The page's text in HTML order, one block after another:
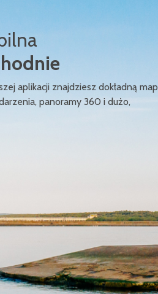
aplikacji znajdziesz dokładną
panoramy 360 i dużo,